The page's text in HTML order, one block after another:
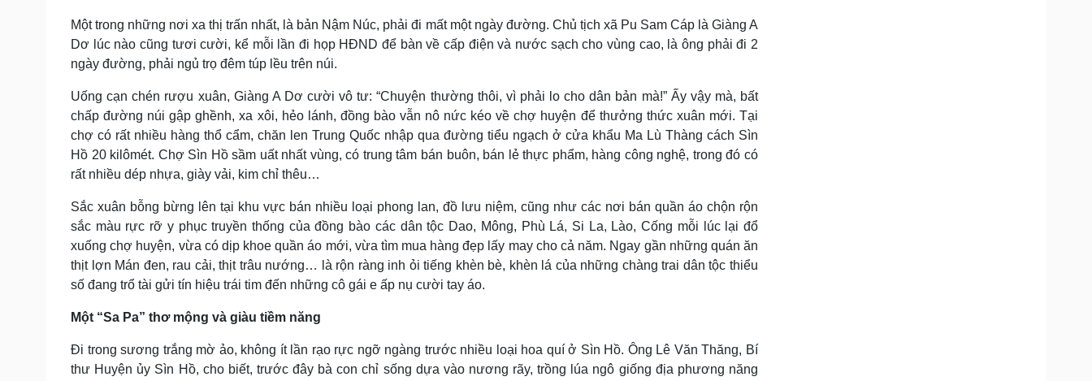
Một trong những nơi xa thị trấn nhất, là bản Nậm Núc, phải đi mất một ngày đường. Chủ tịch xã Pu Sam Cáp là Giàng A
Dơ lúc nào cũng tươi cười, kể mỗi lần đi họp HĐND để bàn về cấp điện và nước sạch cho vùng cao, là ông phải đi 2
ngày đường, phải ngủ trọ đêm túp lều trên núi.
Uống cạn chén rượu xuân, Giàng A Dơ cười vô tư: “Chuyện thường thôi, vì phải lo cho dân bản mà!” Ấy vậy mà, bất
chấp đường núi gập ghềnh, xa xôi, hẻo lánh, đồng bào vẫn nô nức kéo về chợ huyện để thưởng thức xuân mới. Tại
chợ có rất nhiều hàng thổ cẩm, chăn len Trung Quốc nhập qua đường tiểu ngạch ở cửa khẩu Ma Lù Thàng cách Sìn
Hồ 20 kilômét. Chợ Sìn Hồ sầm uất nhất vùng, có trung tâm bán buôn, bán lẻ thực phẩm, hàng công nghệ, trong đó có
rất nhiều dép nhựa, giày vải, kim chỉ thêu…
Sắc xuân bỗng bừng lên tại khu vực bán nhiều loại phong lan, đồ lưu niệm, cũng như các nơi bán quần áo chộn rộn
sắc màu rực rỡ y phục truyền thống của đồng bào các dân tộc Dao, Mông, Phù Lá, Si La, Lào, Cống mỗi lúc lại đổ
xuống chợ huyện, vừa có dịp khoe quần áo mới, vừa tìm mua hàng đẹp lấy may cho cả năm. Ngay gần những quán ăn
thịt lợn Mán đen, rau cải, thịt trâu nướng… là rộn ràng inh ỏi tiếng khèn bè, khèn lá của những chàng trai dân tộc thiểu
số đang trổ tài gửi tín hiệu trái tim đến những cô gái e ấp nụ cười tay áo.
Một “Sa Pa” thơ mộng và giàu tiềm năng
Đi trong sương trắng mờ ảo, không ít lần rạo rực ngỡ ngàng trước nhiều loại hoa quí ở Sìn Hồ. Ông Lê Văn Thăng, Bí
thư Huyện ủy Sìn Hồ, cho biết, trước đây bà con chỉ sống dựa vào nương rãy, trồng lúa ngô giống địa phương năng